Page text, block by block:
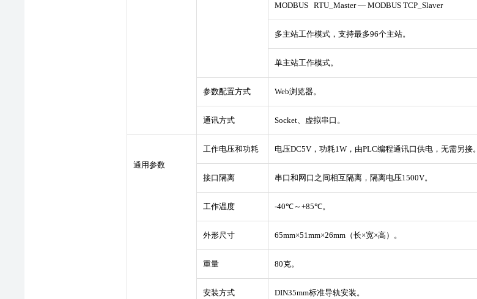
MODBUS RTU_Master — MODBUS TCP_Slaver
多主站工作模式，支持最多96个主站。
单主站工作模式。
参数配置方式 Web浏览器。
通讯方式 Socket、虚拟串口。
通用参数
工作电压和功耗 电压DC5V，功耗1W，由PLC编程通讯口供电，无需另接。
接口隔离 串口和网口之间相互隔离，隔离电压1500V。
工作温度 -40℃～+85℃。
外形尺寸 65mm×51mm×26mm（长×宽×高）。
重量 80克。
安装方式 DIN35mm标准导轨安装。